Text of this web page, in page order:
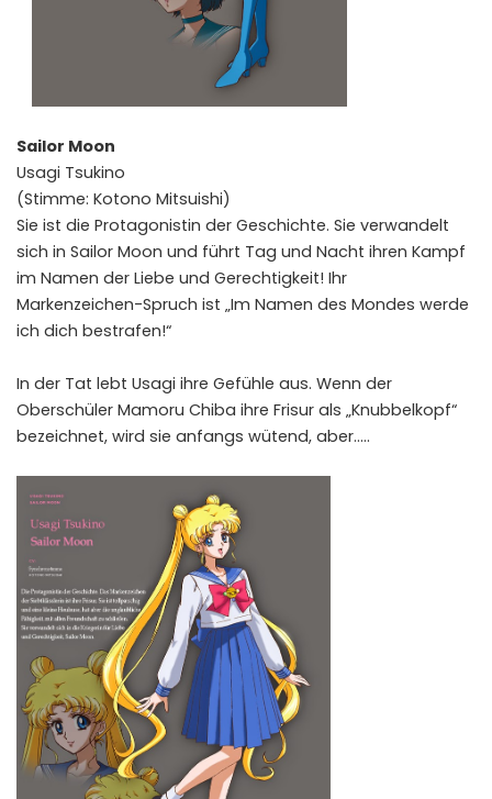
Sailor Moon
Usagi Tsukino
(Stimme: Kotono Mitsuishi)
Sie ist die Protagonistin der Geschichte. Sie verwandelt
sich in Sailor Moon und führt Tag und Nacht ihren Kampf
im Namen der Liebe und Gerechtigkeit! Ihr
Markenzeichen-Spruch ist „Im Namen des Mondes werde
ich dich bestrafen!“
In der Tat lebt Usagi ihre Gefühle aus. Wenn der
Oberschüler Mamoru Chiba ihre Frisur als „Knubbelkopf“
bezeichnet, wird sie anfangs wütend, aber…..